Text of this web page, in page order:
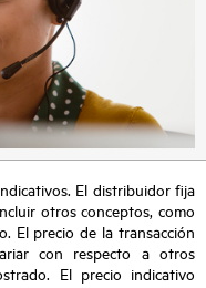
El distribuidor fija
otros conceptos, como
El precio de la transacción
con respecto a otros
El precio indicativo